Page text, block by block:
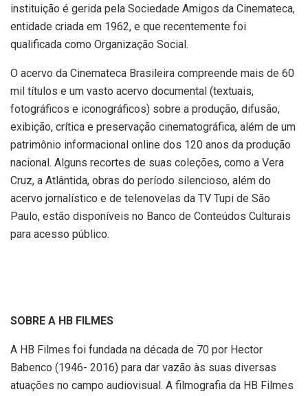
instituição é gerida pela Sociedade Amigos da Cinemateca,
entidade criada em 1962, e que recentemente foi
qualificada como Organização Social.
O acervo da Cinemateca Brasileira compreende mais de 60
mil títulos e um vasto acervo documental (textuais,
fotográficos e iconográficos) sobre a produção, difusão,
exibição, crítica e preservação cinematográfica, além de um
patrimônio informacional online dos 120 anos da produção
nacional. Alguns recortes de suas coleções, como a Vera
Cruz, a Atlântida, obras do período silencioso, além do
acervo jornalístico e de telenovelas da TV Tupi de São
Paulo, estão disponíveis no Banco de Conteúdos Culturais
para acesso público.
SOBRE A HB FILMES
A HB Filmes foi fundada na década de 70 por Hector
Babenco (1946- 2016) para dar vazão às suas diversas
atuações no campo audiovisual. A filmografia da HB Filmes